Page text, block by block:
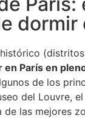
dormir
en París en
de los
del Louvre, el
de las mejores